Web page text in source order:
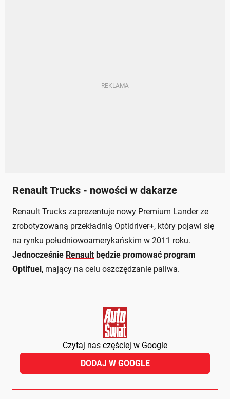
Renault Trucks - nowości w dakarze
Renault Trucks zaprezentuje nowy Premium Lander ze
zrobotyzowaną przekładnią Optidriver+, który pojawi się
na rynku południowoamerykańskim w 2011 roku.
Jednocześnie Renault będzie promować program
Optifuel , mający na celu oszczędzanie paliwa.
Czytaj nas częściej w Google
DODAJ W GOOGLE